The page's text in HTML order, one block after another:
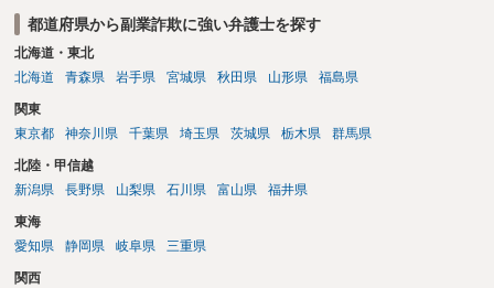
都道府県から副業詐欺に強い弁護士を探す
北海道・東北
北海道
青森県 岩手県 宮城県 秋田県 山形県 福島県
関東
東京都
神奈川県 千葉県 埼玉県 茨城県 栃木県 群馬県
北陸・甲信越
新潟県
長野県 山梨県 石川県 富山県 福井県
東海
愛知県
静岡県 岐阜県 三重県
関西